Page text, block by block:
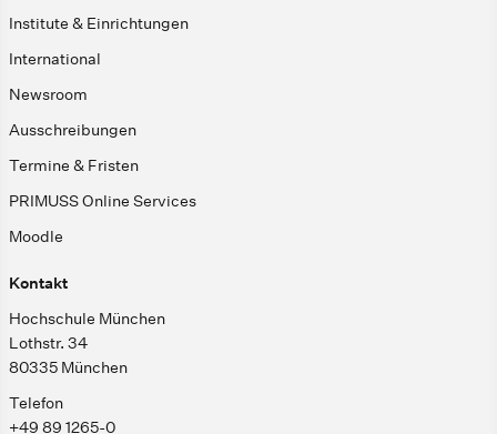
Institute & Einrichtungen
International
Newsroom
Ausschreibungen
Termine & Fristen
PRIMUSS Online Services
Moodle
Kontakt
Hochschule München
Lothstr. 34
80335 München
Telefon
+49 89 1265-0